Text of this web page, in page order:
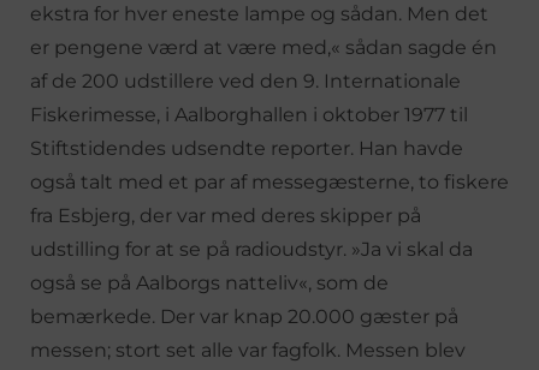
ekstra for hver eneste lampe og sådan. Men det
er pengene værd at være med,« sådan sagde én
af de 200 udstillere ved den 9. Internationale
Fiskerimesse, i Aalborghallen i oktober 1977 til
Stiftstidendes udsendte reporter. Han havde
også talt med et par af messegæsterne, to fiskere
fra Esbjerg, der var med deres skipper på
udstilling for at se på radioudstyr. »Ja vi skal da
også se på Aalborgs natteliv«, som de
bemærkede. Der var knap 20.000 gæster på
messen; stort set alle var fagfolk. Messen blev